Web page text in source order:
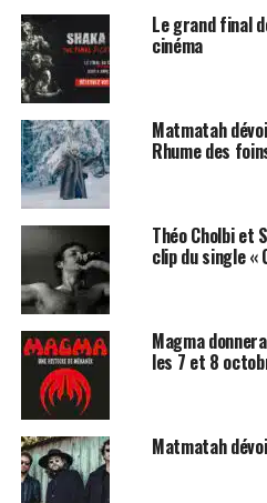
machine de guerre et le
arrière », a de vagues échos
single
La sentinelle
son public, après avoir été
spécialisée
SUJETS ASSOCIÉS:
NOIR DESIR
Le grand final
cinéma
Matmatah
Rhume des
Théo Cholbi et
clip du single «
Magma
les 7 et 8
Matmatah